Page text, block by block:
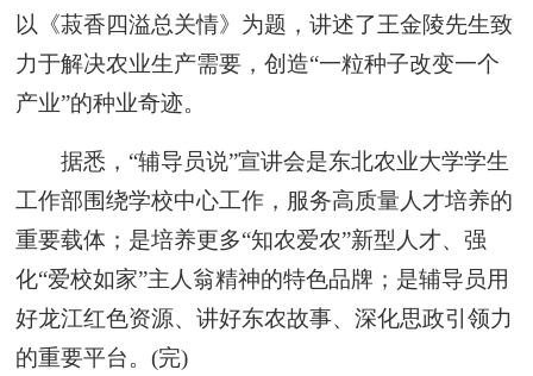
以《菽香四溢总关情》为题，讲述了王金陵先生致
力于解决农业生产需要，创造“一粒种子改变一个
产业”的种业奇迹。
据悉，“辅导员说”宣讲会是东北农业大学学生
工作部围绕学校中心工作，服务高质量人才培养的
重要载体；是培养更多“知农爱农”新型人才、强
化“爱校如家”主人翁精神的特色品牌；是辅导员用
好龙江红色资源、讲好东农故事、深化思政引领力
的重要平台。(完)